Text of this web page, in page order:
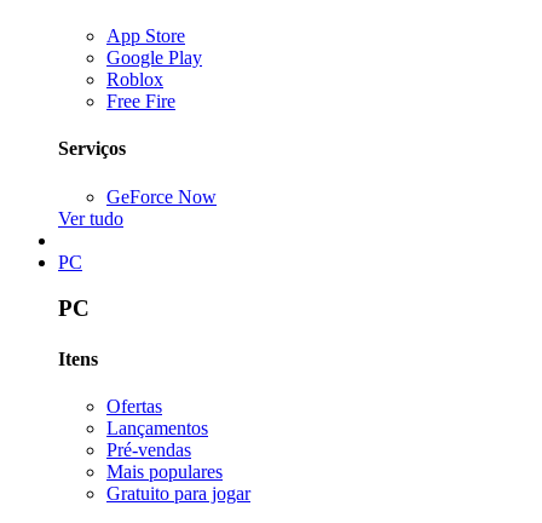
App Store
Google Play
Roblox
Free Fire
Serviços
GeForce Now
Ver tudo
PC
PC
Itens
Ofertas
Lançamentos
Pré-vendas
Mais populares
Gratuito para jogar